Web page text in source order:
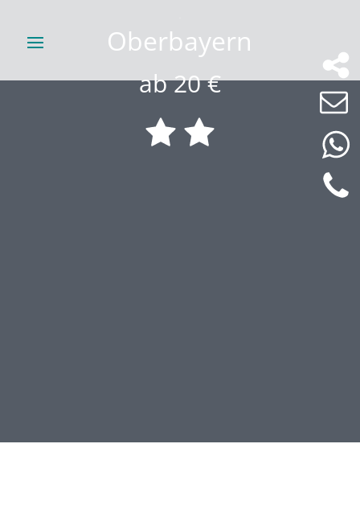
Oberbayern
ab 20 €